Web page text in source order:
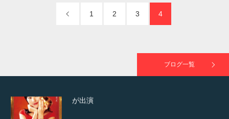
1 2 3 4
ブログ一覧
映画「メカバース」舞台挨拶へマッスルプラ